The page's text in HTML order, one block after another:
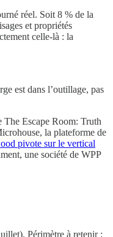
réel. Soit 8 % de la
et propriétés
celle-là : la
est dans l’outillage, pas
Escape Room: Truth
la plateforme de
pivote sur le vertical
une société de WPP
Périmètre à retenir :